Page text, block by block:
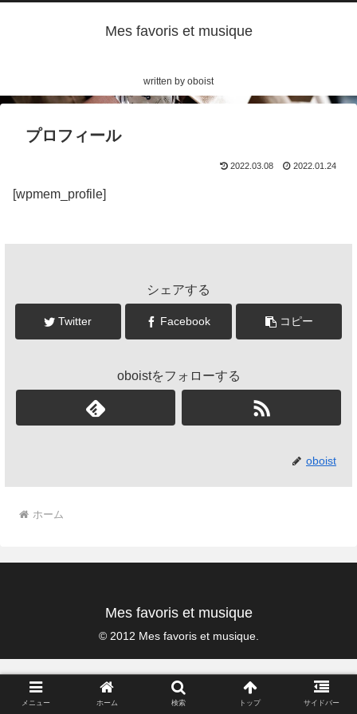
Mes favoris et musique
written by oboist
プロフィール
2022.03.08 2022.01.24
[wpmem_profile]
シェアする
Twitter Facebook コピー
oboistをフォローする
oboist
ホーム
Mes favoris et musique
© 2012 Mes favoris et musique.
メニュー ホーム 検索 トップ サイドバー